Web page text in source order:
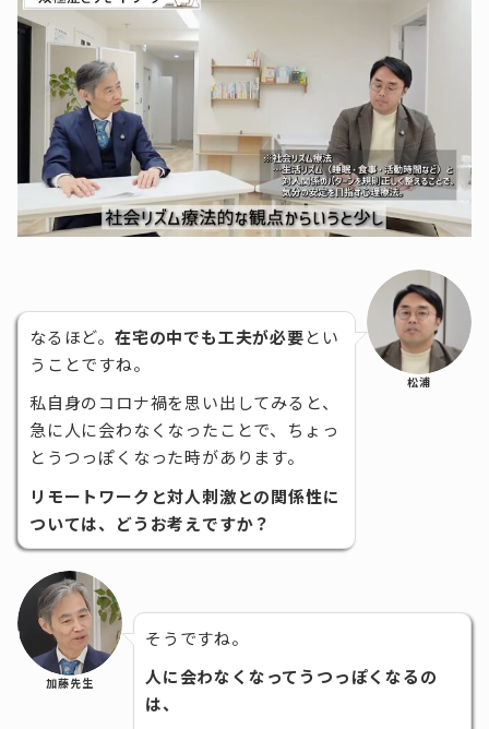
なるほど。 在宅の中でも工夫が必要とい
うことですね。
私自身のコロナ禍を思い出してみると、
急に人に会わなくなったことで、ちょっ
とうつっぽくなった時があります。
リモートワークと対人刺激との関係性に
ついては、どうお考えですか？
松浦
加藤先生
そうですね。
人に会わなくなってうつっぽくなるの
は、